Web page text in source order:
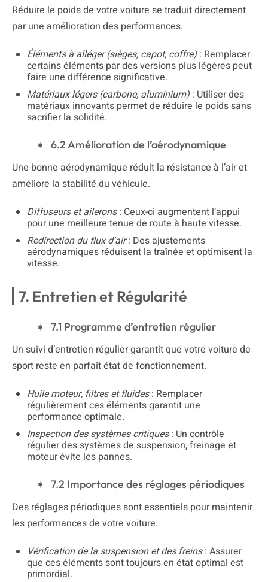
Réduire le poids de votre voiture se traduit directement
par une amélioration des performances.
Éléments à alléger (sièges, capot, coffre) : Remplacer
certains éléments par des versions plus légères peut
faire une différence significative.
Matériaux légers (carbone, aluminium) : Utiliser des
matériaux innovants permet de réduire le poids sans
sacrifier la solidité.
6.2 Amélioration de l’aérodynamique
Une bonne aérodynamique réduit la résistance à l’air et
améliore la stabilité du véhicule.
Diffuseurs et ailerons: Ceux-ci augmentent l’appui
pour une meilleure tenue de route à haute vitesse.
Redirection du flux d’air: Des ajustements
aérodynamiques réduisent la traînée et optimisent la
vitesse.
7. Entretien et Régularité
7.1 Programme d’entretien régulier
Un suivi d’entretien régulier garantit que votre voiture de
sport reste en parfait état de fonctionnement.
Huile moteur, filtres et fluides: Remplacer
régulièrement ces éléments garantit une
performance optimale.
Inspection des systèmes critiques: Un contrôle
régulier des systèmes de suspension, freinage et
moteur évite les pannes.
7.2 Importance des réglages périodiques
Des réglages périodiques sont essentiels pour maintenir
les performances de votre voiture.
Vérification de la suspension et des freins: Assurer
que ces éléments sont toujours en état optimal est
primordial.